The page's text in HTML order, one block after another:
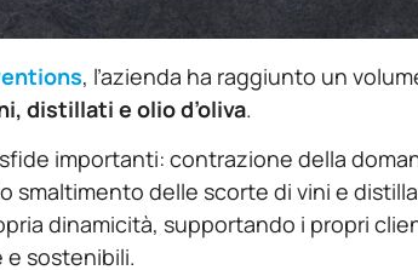
, l’azienda ha raggiunto un
distillati e olio d’oliva.
importanti: contrazione della
smaltimento delle scorte di vini e
dinamicità, supportando i propri
sostenibili.